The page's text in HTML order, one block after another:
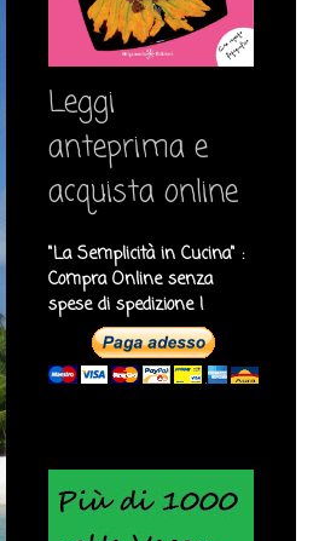
Leggi
anteprima e
acquista online
"La Semplicità in Cucina" :
Compra Online senza
spese di spedizione !